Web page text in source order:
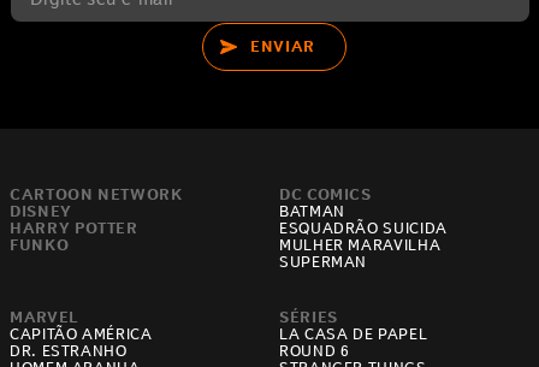
ENVIAR
CARTOON NETWORK
DISNEY
HARRY POTTER
FUNKO
DC COMICS
BATMAN
ESQUADRÃO SUICIDA
MULHER MARAVILHA
SUPERMAN
MARVEL
CAPITÃO AMÉRICA
DR. ESTRANHO
SÉRIES
LA CASA DE PAPEL
ROUND 6